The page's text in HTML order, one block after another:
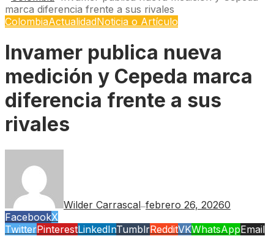
marca diferencia frente a sus rivales
ColombiaActualidadNoticia o Artículo
Invamer publica nueva
medición y Cepeda marca
diferencia frente a sus
rivales
Wilder Carrascal—febrero 26, 20260
FacebookX
TwitterPinterestLinkedInTumblrRedditVKWhatsAppEmail